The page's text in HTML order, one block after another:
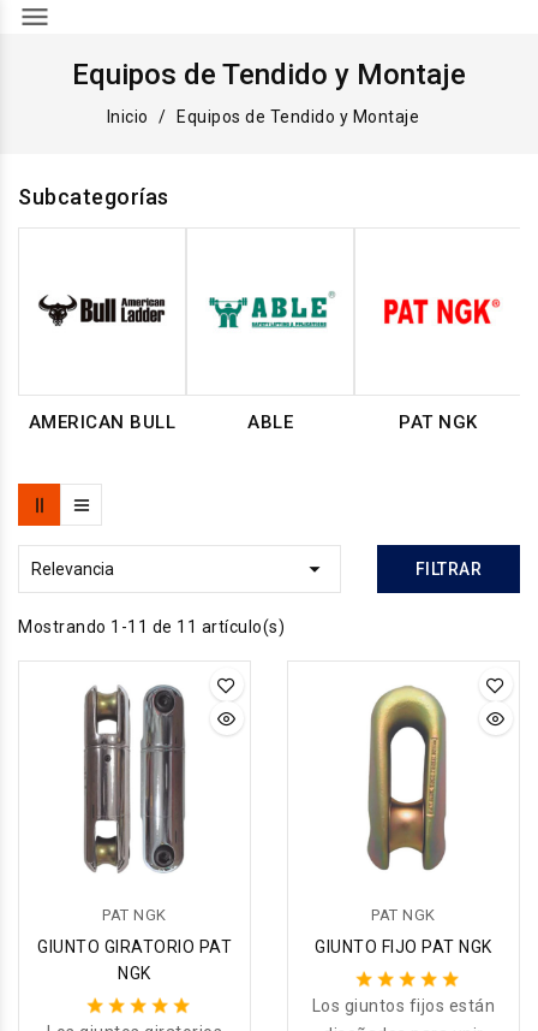
menu
Equipos de Tendido y Montaje
Inicio Equipos de Tendido y Montaje
Subcategorías
AMERICAN BULL ABLE PAT NGK
Relevancia  FILTRAR
Mostrando 1-11 de 11 artículo(s)
PAT NGK
GIUNTO GIRATORIO PAT
NGK
PAT NGK
GIUNTO FIJO PAT NGK
Los giuntos fijos están